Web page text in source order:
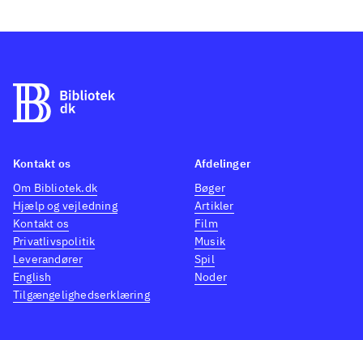
Kontakt os
Om Bibliotek.dk
Hjælp og vejledning
Kontakt os
Privatlivspolitik
Leverandører
English
Tilgængelighedserklæring
Afdelinger
Bøger
Artikler
Film
Musik
Spil
Noder